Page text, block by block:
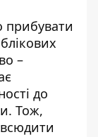
прибувати
–
до
Тож,